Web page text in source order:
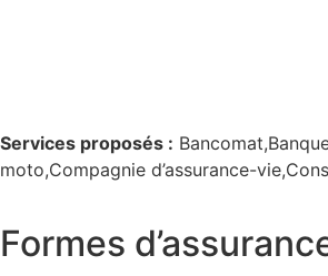
Services proposés :
moto,Compagnie d’assurance-
Formes